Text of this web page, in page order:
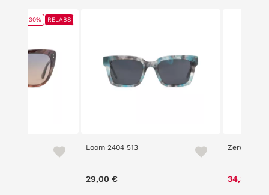
30% RELABS
Loom 2404 513
29,00 €
Zero 5201
34,30 €